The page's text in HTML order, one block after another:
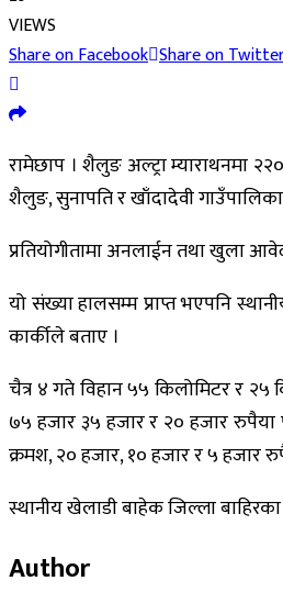
VIEWS
Share on Facebook Share on
रामेछाप । शैलुङ अल्ट्रा म्याराथनमा
शैलुङ, सुनापति र खाँदादेवी
प्रतियोगीतामा अनलाईन तथा खुला
यो संख्या हालसम्म प्राप्त भएपनि
कार्कीले बताए ।
चैत्र ४ गते विहान ५५ किलोमिटर र २५
७५ हजार ३५ हजार र २० हजार रुपैया
क्रमश, २० हजार, १० हजार र ५ हजार
स्थानीय खेलाडी बाहेक जिल्ला
Author